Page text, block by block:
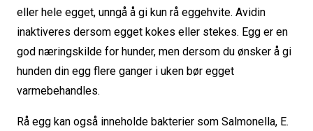
eller hele egget, unngå å gi kun rå eggehvite. Avidin
inaktiveres dersom egget kokes eller stekes. Egg er en
god næringskilde for hunder, men dersom du ønsker å gi
hunden din egg flere ganger i uken bør egget
varmebehandles.
Rå egg kan også inneholde bakterier som Salmonella, E.